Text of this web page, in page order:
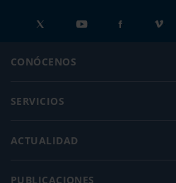
CONÓCENOS
SERVICIOS
ACTUALIDAD
PUBLICACIONES